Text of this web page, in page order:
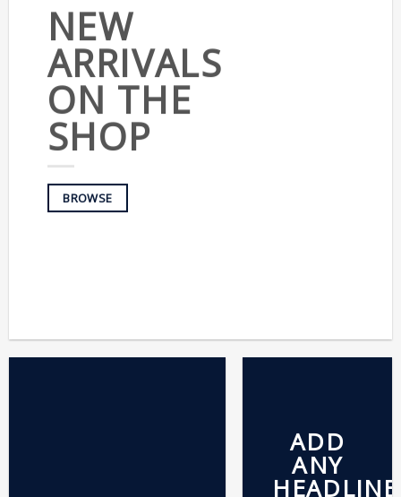
NEW
ARRIVALS
ON THE
SHOP
BROWSE
ADD
ANY
HEADLINE